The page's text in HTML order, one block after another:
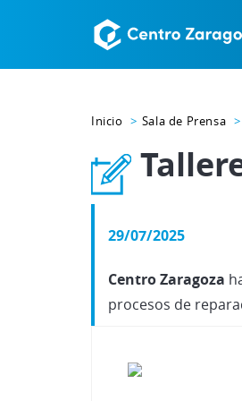
Inicio Sala de Prensa
29/07/2025
Centro Zaragoza
procesos de